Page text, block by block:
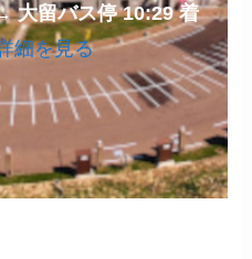
大留バス停 10:29 着
細を見る